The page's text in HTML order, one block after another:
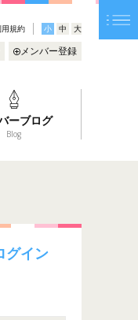
規約 小 中 大
メンバー登録
ーブログ
Blog
グイン